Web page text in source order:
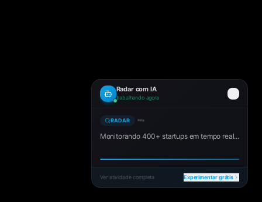
Radar com IA
trabalhando agora
RADAR
Monitorando 400+ startups em tempo real...
Ver atividade completa Experimentar grátis